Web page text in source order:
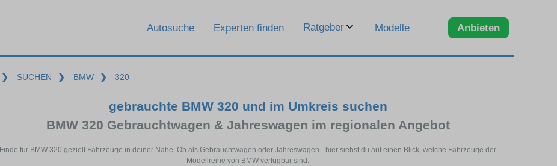
Autosuche Experten finden Ratgeber Modelle Anbieten
❯ SUCHEN ❯ BMW ❯ 320
gebrauchte BMW 320 und im Umkreis suchen
BMW 320 Gebrauchtwagen & Jahreswagen im regionalen Angebot
Finde für BMW 320 gezielt Fahrzeuge in deiner Nähe. Ob als Gebrauchtwagen oder Jahreswagen - hier siehst du auf einen Blick, welche Fahrzeuge der
Modellreihe von BMW verfügbar sind.